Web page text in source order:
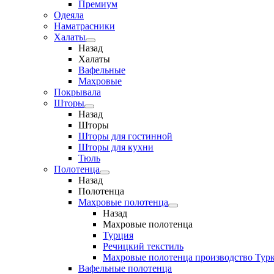
Премиум
Одеяла
Наматрасники
Халаты
Назад
Халаты
Вафельные
Махровые
Покрывала
Шторы
Назад
Шторы
Шторы для гостинной
Шторы для кухни
Тюль
Полотенца
Назад
Полотенца
Махровые полотенца
Назад
Махровые полотенца
Турция
Речицкий текстиль
Махровые полотенца производство
Вафельные полотенца